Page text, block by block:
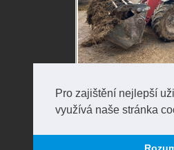
Pro zajištění nejlepší
využívá naše stránka